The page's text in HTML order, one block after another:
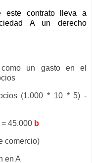
este contrato lleva a
A un derecho
como un gasto en el
(1.000 * 10 * 5) -
45.000 b
comercio)
en A